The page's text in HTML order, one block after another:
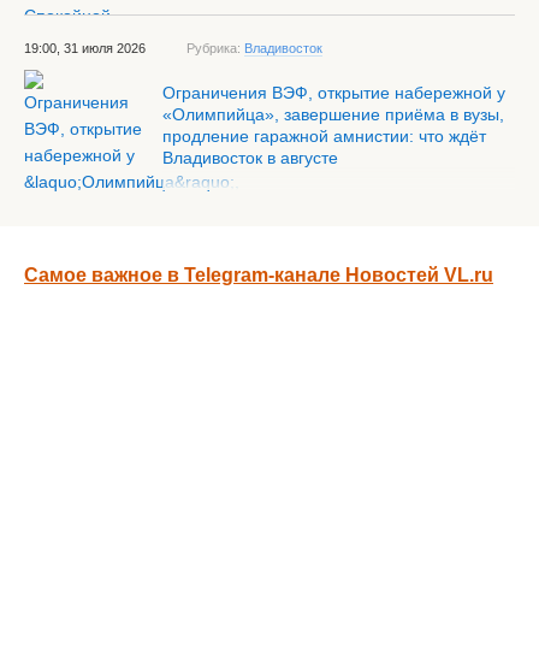
19:00, 31 июля 2026 Рубрика: Владивосток
Ограничения ВЭФ, открытие набережной у
«Олимпийца», завершение приёма в вузы,
продление гаражной амнистии: что ждёт
Владивосток в августе
Самое важное в Telegram-канале Новостей VL.ru